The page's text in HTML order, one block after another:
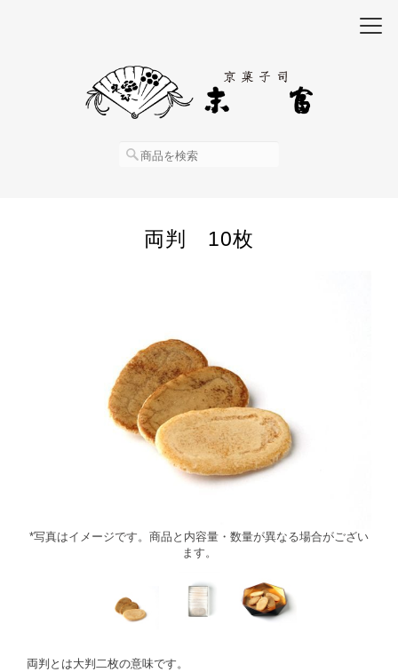
両判 10枚
*写真はイメージです。商品と内容量・数量が異なる場合がござい
ます。
両判とは大判二枚の意味です。